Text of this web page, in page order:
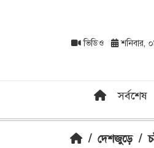
ভিডিও শনিবার,
সর্বশেষ
/ দেশজুড়ে /